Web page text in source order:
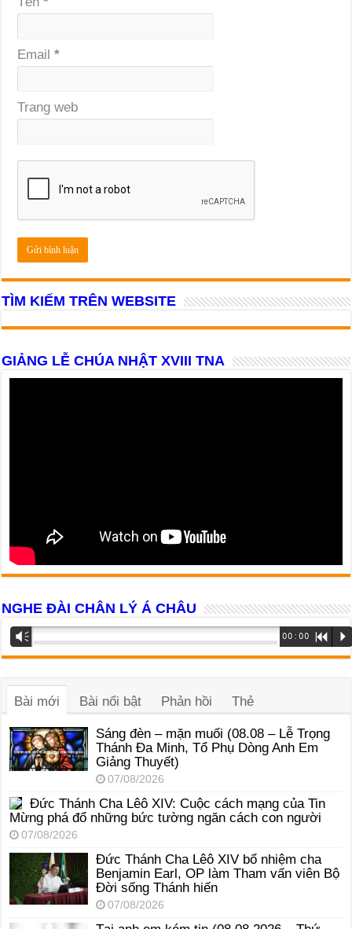
Email*
Trang web
TÌM KIẾM TRÊN WEBSITE
GIẢNG LỄ CHÚA NHẬT XVIII TNA
NGHE ĐÀI CHÂN LÝ Á CHÂU
Trình
phát
âm
Vm 00:00 R P
Bài mới Bài nổi bật Phản hồi Thẻ
Sáng đèn – mặn muối (08.08 – Lễ Trọng
Thánh Đa Minh, Tổ Phụ Dòng Anh Em
Giảng Thuyết)
07/08/2026
Đức Thánh Cha Lêô XIV: Cuộc cách mạng của Tin
Mừng phá đổ những bức tường ngăn cách con người
07/08/2026
Đức Thánh Cha Lêô XIV bổ nhiệm cha
Benjamin Earl, OP làm Tham vấn viên Bộ
Đời sống Thánh hiến
07/08/2026